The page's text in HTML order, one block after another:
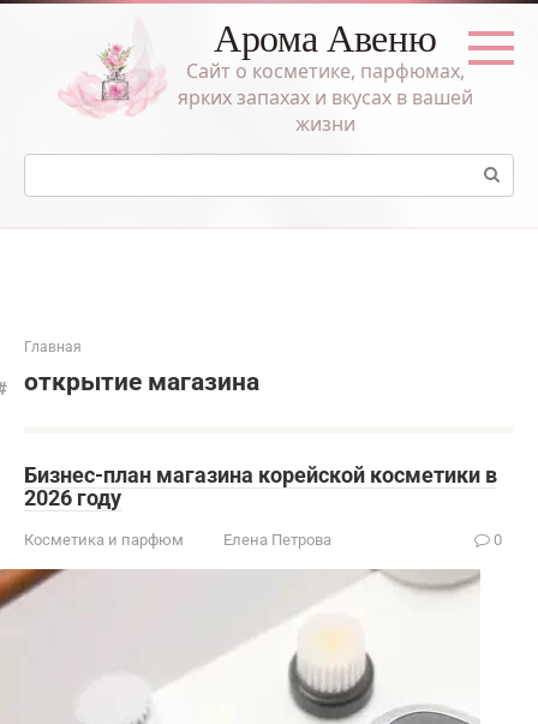
Перейти
Арома Авеню
Сайт о косметике, парфюмах,
ярких запахах и вкусах в вашей
жизни
Поиск:
Главная
открытие магазина
Бизнес-план магазина корейской косметики в
2026 году
Косметика и парфюм Елена Петрова 0